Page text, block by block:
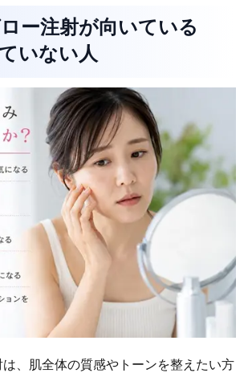
ー注射が向いている
いない人
は、肌全体の質感やトーンを整えたい方